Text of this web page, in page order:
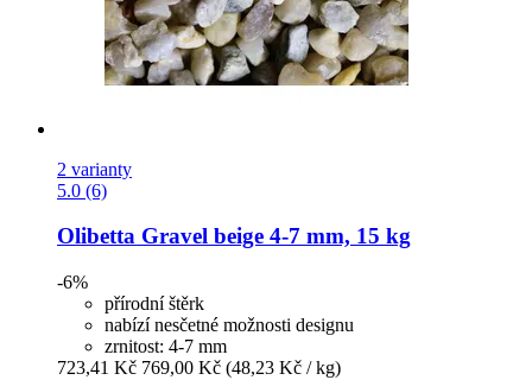
2 varianty
5.0 (6)
Olibetta Gravel beige 4-​7 mm, 15 kg
-6%
přírodní štěrk
nabízí nesčetné možnosti designu
zrnitost: 4-7 mm
723,41 Kč 769,00 Kč (48,23 Kč / kg)